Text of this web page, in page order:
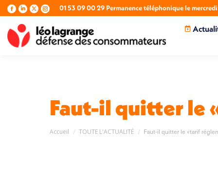
La
Facebook
s'ouvre
dans
La
LinkedIn
s'ouvre
dans
La
X
s'ouvre
dans
La
Instagram
s'ouvre
dans
01 53 09 00 29 Permanence téléphonique le mercredi
Faut-il quitter le
Vous êtes ici :
Accueil TOUTE L'ACTUALITÉ Faut-il quitter le «tarif